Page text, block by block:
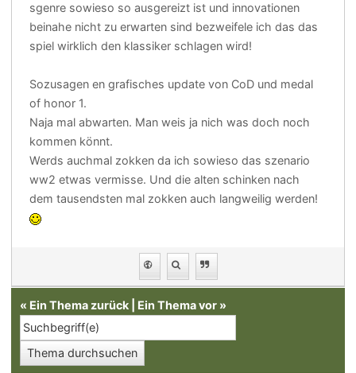
sgenre sowieso so ausgereizt ist und innovationen
beinahe nicht zu erwarten sind bezweifele ich das das
spiel wirklich den klassiker schlagen wird!
Sozusagen en grafisches update von CoD und medal
of honor 1.
Naja mal abwarten. Man weis ja nich was doch noch
kommen könnt.
Werds auchmal zokken da ich sowieso das szenario
ww2 etwas vermisse. Und die alten schinken nach
dem tausendsten mal zokken auch langweilig werden!
« Ein Thema zurück Ein Thema vor »